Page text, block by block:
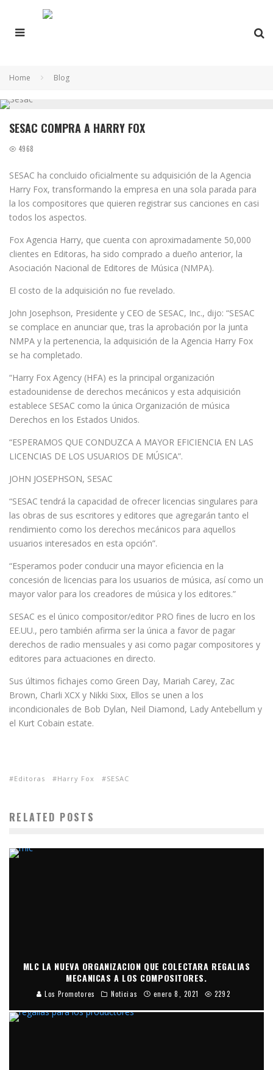
Home Blog
SESAC COMPRA A HARRY FOX
4968
SESAC ha concluido oficialmente su adquisición de la Agencia
Harry Fox, transformando la empresa en una sola parada para
la los compositores que quieren registrar sus canciones en casi
todos los aspectos.
Fox Agencia Harry, que cuenta con aproximadamente 50,000
clientes en Editoras, ha sido comprado a dueño anterior, la
Asociación Nacional de Editores de Música (NMPA).
El costo de la adquisición no fue revelado.
John Josephson, Presidente y CEO de SESAC, Inc., dijo: “SESAC
se complace en anunciar que, tras la aprobación por la junta
NMPA y la pertenencia, la adquisición de la Agencia Harry Fox
se ha completado.
“Harry Fox Agency (HFA) es la principal organización
estadounidense de derechos mecánicos y esta adquisición
establece SESAC como la única Organización de música
Derechos en los Estados Unidos.
“ESPERAMOS QUE CONDUZCA A MAYOR EFICIENCIA EN LAS
LICENCIAS DE LOS USUARIOS DE MÚSICA”.
JOHN JOSEPHSON, SESAC
“SESAC tendrá la capacidad de ofrecer licencias singulares para
las obras de sus escritores y editores que agregarán tanto el
rendimiento como los derechos mecánicos para aquellos
usuarios interesados ​​en esta opción”.
“Esperamos poder conducir una mayor eficiencia en la
concesión de licencias para los usuarios de música, así como un
mayor valor para los creadores de música y los editores.”
SESAC es el único compositor/editor PRO fines de lucro en los
EE.UU., pero también afirma ser la única a favor de pagar
derechos de radio mensuales y asi como pagar compositores y
editores para actuaciones en directo.
Sus últimos fichajes como Green Day, Mariah Carey, Zac
Brown, Charli XCX y Nikki Sixx, Ellos se unen a los
incondicionales de Bob Dylan, Neil Diamond, Lady Antebellum y
el Kurt Cobain estate.
Editoras Harry Fox SESAC
RELATED POSTS
MLC LA NUEVA ORGANIZACION QUE COLECTARA REGALIAS
MECANICAS A LOS COMPOSITORES.
Los Promotores Noticias enero 8, 2021 2292